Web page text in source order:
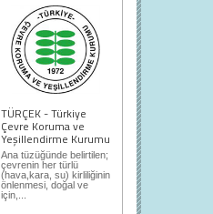
TÜRÇEK - Türkiye
Çevre Koruma ve
Yeşillendirme Kurumu
Ana tüzüğünde belirtilen;
çevrenin her türlü
(hava,kara, su) kirliliğinin
önlenmesi, doğal ve
için,...